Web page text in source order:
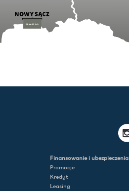
Finansowanie i ubezpieczenia
Promocje
Kredyt
Leasing